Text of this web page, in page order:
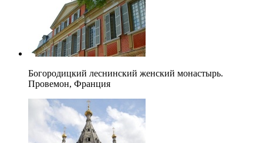
Богородицкий леснинский женский монастырь.
Провемон, Франция